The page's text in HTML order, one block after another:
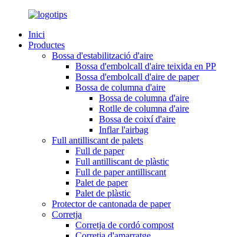
Inici
Productes
Bossa d'estabilització d'aire
Bossa d'embolcall d'aire teixida en PP
Bossa d'embolcall d'aire de paper
Bossa de columna d'aire
Bossa de columna d'aire
Rotlle de columna d'aire
Bossa de coixí d'aire
Inflar l'airbag
Full antilliscant de palets
Full de paper
Full antilliscant de plàstic
Full de paper antilliscant
Palet de paper
Palet de plàstic
Protector de cantonada de paper
Corretja
Corretja de cordó compost